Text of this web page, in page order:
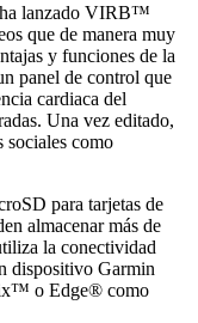
lanzado VIRB™
que de manera muy
y funciones de la
panel de control que
cardiaca del
Una vez editado,
sociales como
para tarjetas de
almacenar más de
la conectividad
dispositivo Garmin
o Edge® como